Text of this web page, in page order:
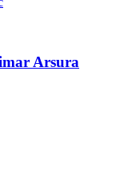
Arsura